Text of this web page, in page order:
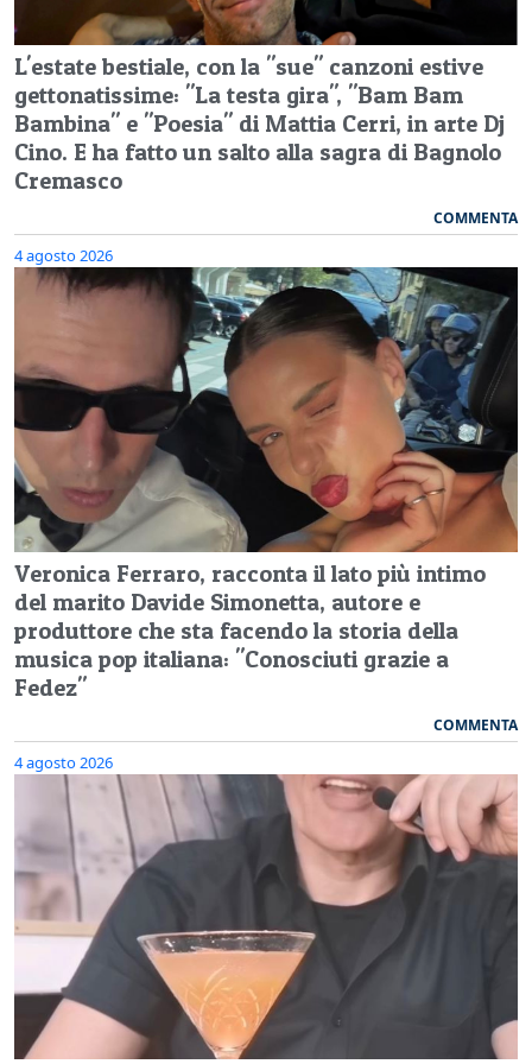
L'estate bestiale, con la "sue" canzoni estive
gettonatissime: "La testa gira", "Bam Bam
Bambina" e "Poesia" di Mattia Cerri, in arte Dj
Cino. E ha fatto un salto alla sagra di Bagnolo
Cremasco
COMMENTA
4 agosto 2026
Veronica Ferraro, racconta il lato più intimo
del marito Davide Simonetta, autore e
produttore che sta facendo la storia della
musica pop italiana: "Conosciuti grazie a
Fedez"
COMMENTA
4 agosto 2026